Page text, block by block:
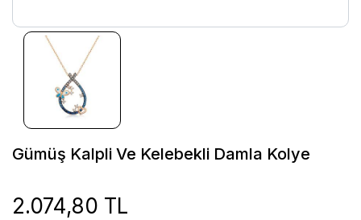
Gümüş Kalpli Ve Kelebekli Damla Kolye
2.074,80 TL